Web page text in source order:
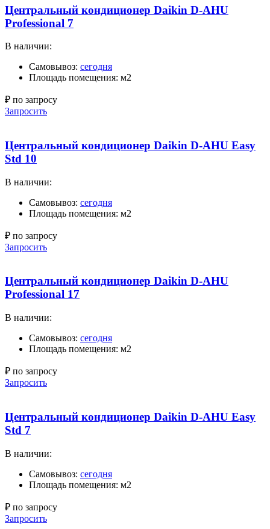
Центральный кондиционер Daikin D-AHU
Professional 7
В наличии:
Самовывоз: сегодня
Площадь помещения: м2
₽ по запросу
Запросить
Центральный кондиционер Daikin D-AHU Easy
Std 10
В наличии:
Самовывоз: сегодня
Площадь помещения: м2
₽ по запросу
Запросить
Центральный кондиционер Daikin D-AHU
Professional 17
В наличии:
Самовывоз: сегодня
Площадь помещения: м2
₽ по запросу
Запросить
Центральный кондиционер Daikin D-AHU Easy
Std 7
В наличии:
Самовывоз: сегодня
Площадь помещения: м2
₽ по запросу
Запросить